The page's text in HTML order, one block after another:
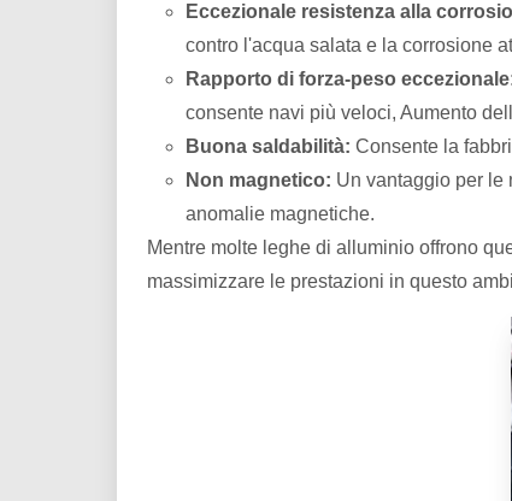
Eccezionale resistenza alla
contro l'acqua salata e la corrosione
Rapporto di forza-peso
consente navi più veloci, Aumento
Buona saldabilità: Consente la
Non magnetico: Un vantaggio per le
anomalie magnetiche.
Mentre molte leghe di alluminio offrono
massimizzare le prestazioni in questo